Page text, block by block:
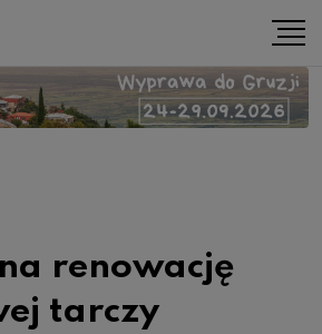
renowację
tarczy